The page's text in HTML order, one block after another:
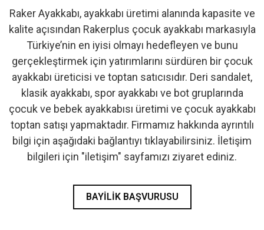
- İlk Adım & Bebek Ayakkabı
- Babetler
Raker Ayakkabı, ayakkabı üretimi alanında kapasite ve
kalite açısından Rakerplus çocuk ayakkabı markasıyla
Türkiye’nin en iyisi olmayı hedefleyen ve bunu
gerçekleştirmek için yatırımlarını sürdüren bir çocuk
ayakkabı üreticisi ve toptan satıcısıdır. Deri sandalet,
klasik ayakkabı, spor ayakkabı ve bot gruplarında
çocuk ve bebek ayakkabısı üretimi ve çocuk ayakkabı
toptan satışı yapmaktadır. Firmamız hakkında ayrıntılı
bilgi için aşağıdaki bağlantıyı tıklayabilirsiniz. İletişim
bilgileri için "iletişim" sayfamızı ziyaret ediniz.
BAYILIK BAŞVURUSU